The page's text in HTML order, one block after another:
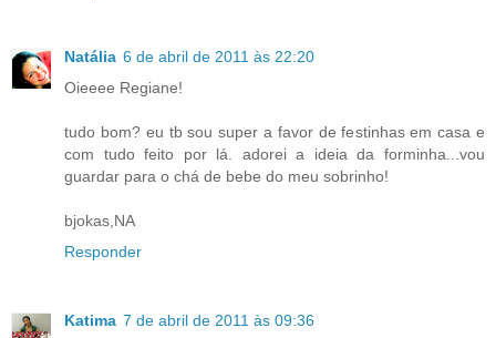
Natália 6 de abril de 2011 às 22:20
Oieeee Regiane!
tudo bom? eu tb sou super a favor de festinhas em casa e
com tudo feito por lá. adorei a ideia da forminha...vou
guardar para o chá de bebe do meu sobrinho!
bjokas,NA
Responder
Katima 7 de abril de 2011 às 09:36